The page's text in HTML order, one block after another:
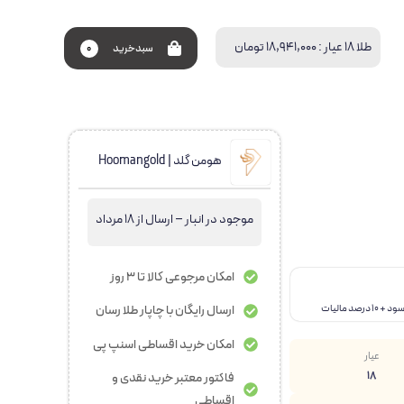
طلا 18 عیار : 18,941,000 تومان سبد‌خرید 0
عیار
18
هومن گلد | Hoomangold
موجود در انبار – ارسال از 18 مرداد
امکان مرجوعی کالا تا 3 روز
ارسال رایگان با چاپار طلا رسان
امکان خرید اقساطی اسنپ پی
فاکتور معتبر خرید نقدی و
۵۵+ فروش در هفته گذشته
۱۳۶۰
بهترین قیمت در ۳۰ روز گذشته